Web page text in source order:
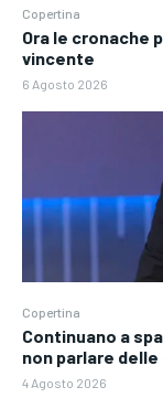
Copertina
Ora le cronache
vincente
6 Agosto 2026
Copertina
Continuano a
non parlare
4 Agosto 2026